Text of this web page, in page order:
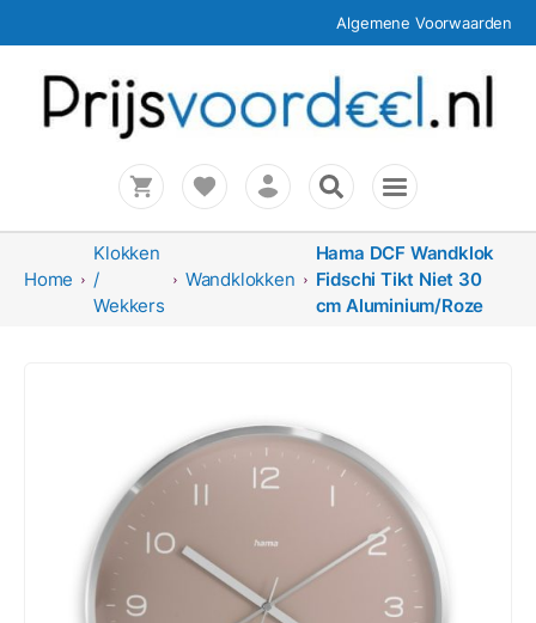
Algemene Voorwaarden
Home
Klokken
/
Wekkers
Wandklokken
Hama DCF Wandklok
Fidschi Tikt Niet 30
cm Aluminium/Roze